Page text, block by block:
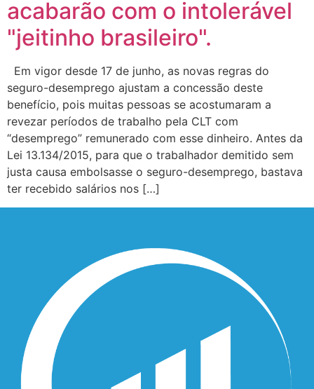
acabarão com o intolerável
"jeitinho brasileiro".
Em vigor desde 17 de junho, as novas regras do
seguro-desemprego ajustam a concessão deste
benefício, pois muitas pessoas se acostumaram a
revezar períodos de trabalho pela CLT com
“desemprego” remunerado com esse dinheiro. Antes da
Lei 13.134/2015, para que o trabalhador demitido sem
justa causa embolsasse o seguro-desemprego, bastava
ter recebido salários nos […]